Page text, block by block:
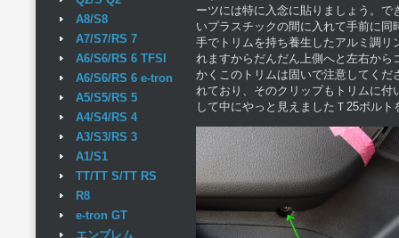
A8/S8
A7/S7/RS 7
A6/S6/RS 6 TFSI
A6/S6/RS 6 e-tron
A5/S5/RS 5
A4/S4/RS 4
A3/S3/RS 3
A1/S1
TT/TT S/TT RS
R8
e-tron GT
エンブレム
ーツには特に入念に貼りましょう。
いプラスチックの間に入れて手前に
手でトリムを持ち養生したアルミ調
れますからだんだん上側へと左右か
かくこのトリムは固いで注意してく
れており、そのクリップもトリムに
して中にやっと見えましたＴ25ボルト